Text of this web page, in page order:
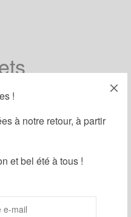
!
à notre retour, à partir
et bel été à tous !